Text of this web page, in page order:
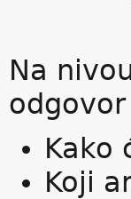
Na
Kako
Koji